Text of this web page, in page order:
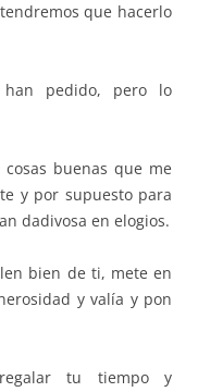
que hacerlo
pedido, pero lo
buenas que me
y por supuesto para
dadivosa en elogios.
bien de ti, mete en
y valía y pon
tu tiempo y